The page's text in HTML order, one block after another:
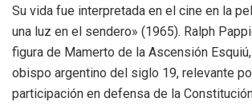
Su vida fue interpretada en el cine en la
una luz en el sendero» (1965). Ralph
figura de Mamerto de la Ascensión
obispo argentino del siglo 19, relevante
participación en defensa de la